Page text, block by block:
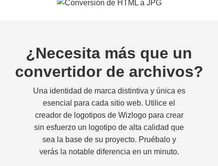
¿Necesita más que un
convertidor de archivos?
Una identidad de marca distintiva y única es
esencial para cada sitio web. Utilice el
creador de logotipos de Wizlogo para crear
sin esfuerzo un logotipo de alta calidad que
sea la base de su proyecto. Pruébalo y
verás la notable diferencia en un minuto.